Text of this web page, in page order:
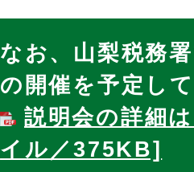
なお、山梨税務
の開催を予定し
説明会の詳細
イル／375KB]